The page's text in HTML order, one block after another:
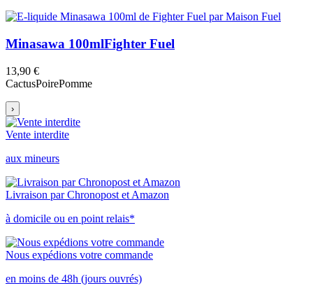
Minasawa 100mlFighter Fuel
13,90 €
CactusPoirePomme
›
Vente interdite
aux mineurs
Livraison par Chronopost et Amazon
à domicile ou en point relais*
Nous expédions votre commande
en moins de 48h (jours ouvrés)